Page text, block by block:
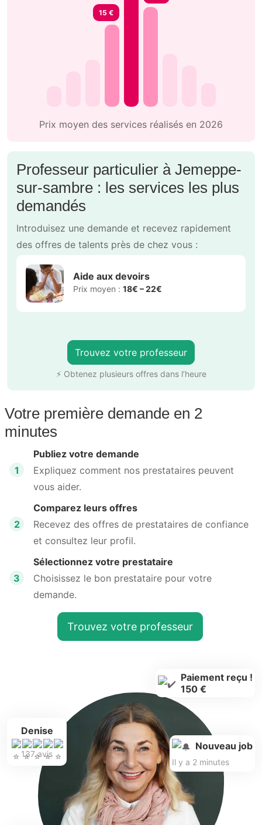
15 €
Prix moyen des services réalisés en 2026
Professeur particulier à Jemeppe-
sur-sambre : les services les plus
demandés
Introduisez une demande et recevez rapidement
des offres de talents près de chez vous :
Aide aux devoirs
Prix moyen : 18€ – 22€
Trouvez votre professeur
⚡ Obtenez plusieurs offres dans l’heure
Votre première demande en 2
minutes
1
Publiez votre demande
Expliquez comment nos prestataires peuvent
vous aider.
2
Comparez leurs offres
Recevez des offres de prestataires de confiance
et consultez leur profil.
3
Sélectionnez votre prestataire
Choisissez le bon prestataire pour votre
demande.
Trouvez votre professeur
Denise
137 avis
Paiement reçu !
150 €
Nouveau job
Il y a 2 minutes